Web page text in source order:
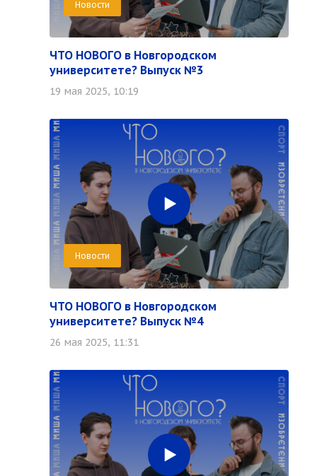
Новости
ЧТО НОВОГО в Новгородском
университете? Выпуск №3
19 мая 2025, 10:19
Новости
ЧТО НОВОГО в Новгородском
университете? Выпуск №4
26 мая 2025, 11:31